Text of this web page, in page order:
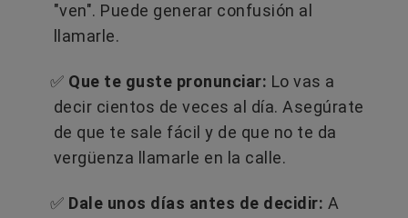
"ven". Puede generar confusión al
llamarle.
✅ Que te guste pronunciar: Lo vas a
decir cientos de veces al día. Asegúrate
de que te sale fácil y de que no te da
vergüenza llamarle en la calle.
✅ Dale unos días antes de decidir: A